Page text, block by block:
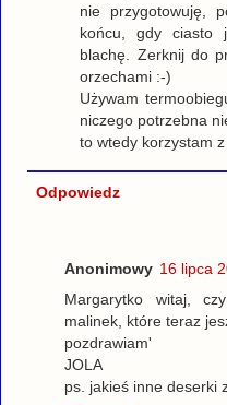
nie przygotowuję,
końcu, gdy ciasto
blachę. Zerknij do
orzechami :-)
Używam
niczego potrzebna
to wtedy korzystam
Odpowiedz
Anonimowy 16 lipca
Margarytko witaj,
malinek, które teraz
pozdrawiam'
JOLA
ps. jakieś inne deserki